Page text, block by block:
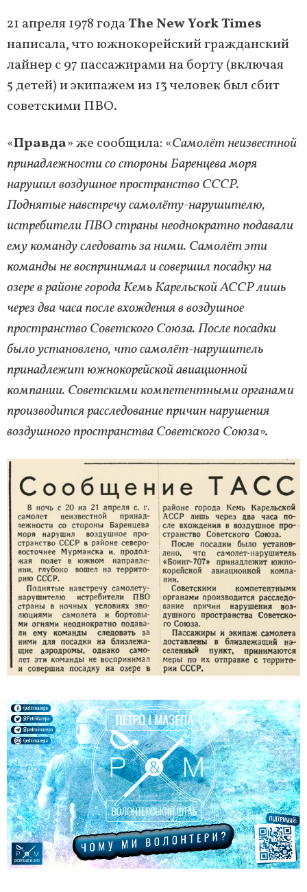
21 апреля 1978 годаThe New York Times
написала, что южнокорейский гражданский
лайнер с 97 пассажирами на борту (включая
5 детей) и экипажем из 13 человек был сбит
советскими ПВО.
«Правда» же сообщила: «Самолёт неизвестной
принадлежности со стороны Баренцева моря
нарушил воздушное пространство СССР.
Поднятые навстречу самолёту-нарушителю,
истребители ПВО страны неоднократно подавали
ему команду следовать за ними. Самолёт эти
команды не воспринимал и совершил посадку на
озере в районе города Кемь Карельской АССР лишь
через два часа после вхождения в воздушное
пространство Советского Союза. После посадки
было установлено, что самолёт-нарушитель
принадлежит южнокорейской авиационной
компании. Советскими компетентными органами
производится расследование причин нарушения
воздушного пространства Советского Союза».